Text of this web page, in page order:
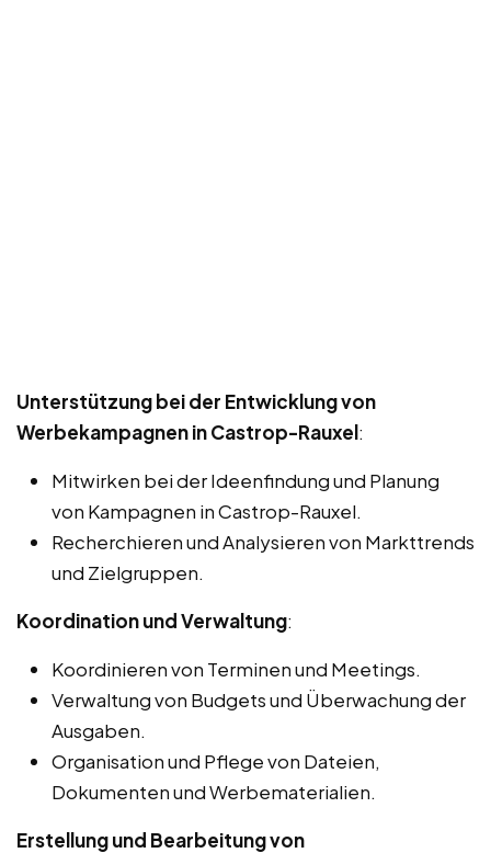
Unterstützung bei der Entwicklung von
Werbekampagnen in Castrop-Rauxel:
Mitwirken bei der Ideenfindung und Planung
von Kampagnen in Castrop-Rauxel.
Recherchieren und Analysieren von Markttrends
und Zielgruppen.
Koordination und Verwaltung:
Koordinieren von Terminen und Meetings.
Verwaltung von Budgets und Überwachung der
Ausgaben.
Organisation und Pflege von Dateien,
Dokumenten und Werbematerialien.
Erstellung und Bearbeitung von